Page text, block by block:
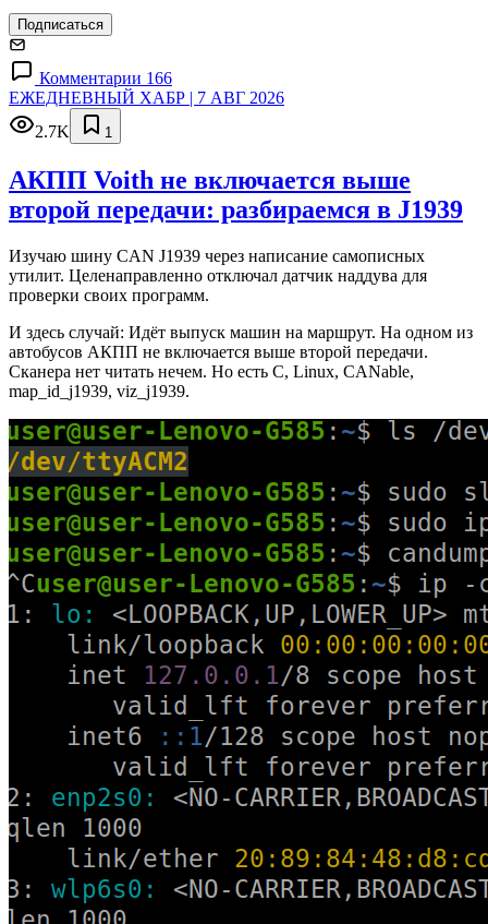
Подписаться
Комментарии 166
ЕЖЕДНЕВНЫЙ ХАБР | 7 АВГ 2026
2.7K
1
АКПП Voith не включается выше
второй передачи: разбираемся в J1939
Изучаю шину CAN J1939 через написание самописных
утилит. Целенаправленно отключал датчик наддува для
проверки своих программ.
И здесь случай: Идёт выпуск машин на маршрут. На одном из
автобусов АКПП не включается выше второй передачи.
Сканера нет читать нечем. Но есть C, Linux, CANable,
map_id_j1939, viz_j1939.